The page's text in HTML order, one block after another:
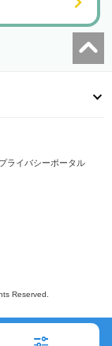
プライバシーポータル
Reserved.